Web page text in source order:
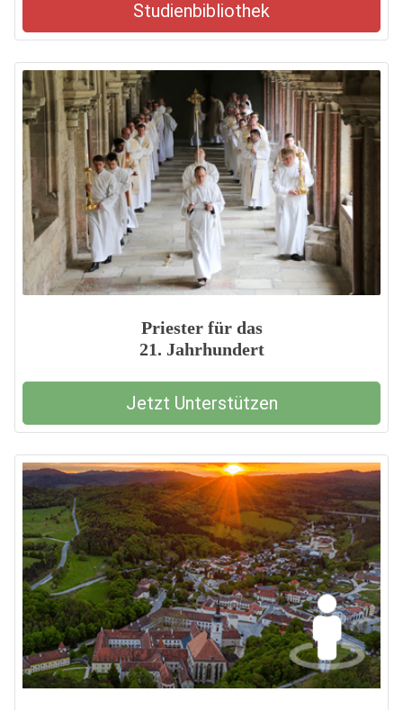
Studienbibliothek
Priester für das
21. Jahrhundert
Jetzt Unterstützen